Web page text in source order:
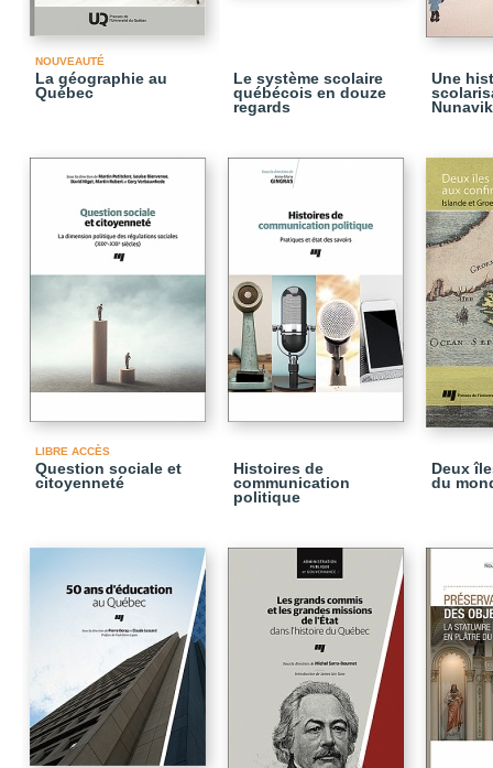
NOUVEAUTÉ
La géographie au
Québec
Le système scolaire
québécois en douze
regards
Une
Nunavik
LIBRE ACCÈS
Question sociale et
citoyenneté
Histoires de
communication
politique
Deux
du